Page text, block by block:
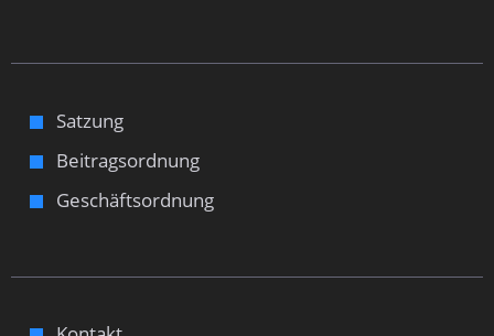
Satzung
Beitragsordnung
Geschäftsordnung